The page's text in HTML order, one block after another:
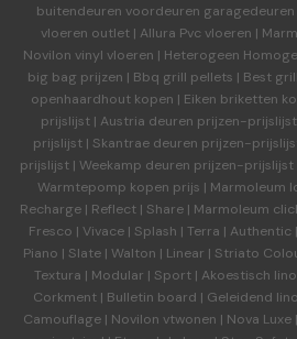
buitendeuren voordeuren garagedeuren
vloeren outlet | Allura Pvc vloeren |
Novilon vinyl vloeren | Heterogeen
big bag prijzen | Bbq grill pellets | Best
openhaardhout kopen | Eiken briketten
prijslijst | Austria deuren prijzen-prijslijst
prijslijst | Skantrae deuren prijzen-
prijslijst| Weekamp deuren prijzen-prijslijst
Warmtepomp kopen prijs | Marmoleum
Recharge| Reflect| Share| Marmoleum
Fresco | Vivace | Splash | Terra | Authentic |
Piano | Slate| Walton | Linear | Striato
Textura | Modular | Sport | Akoestisch
Corkment | Bulletin board | Geleidend
Camouflage | Novilon vtwonen | Nova Luxe |